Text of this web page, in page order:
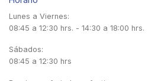
Lunes a Viernes:
08:45 a 12:30 hrs. - 14:30 a 18:00 hrs.
Sábados:
08:45 a 12:30 hrs